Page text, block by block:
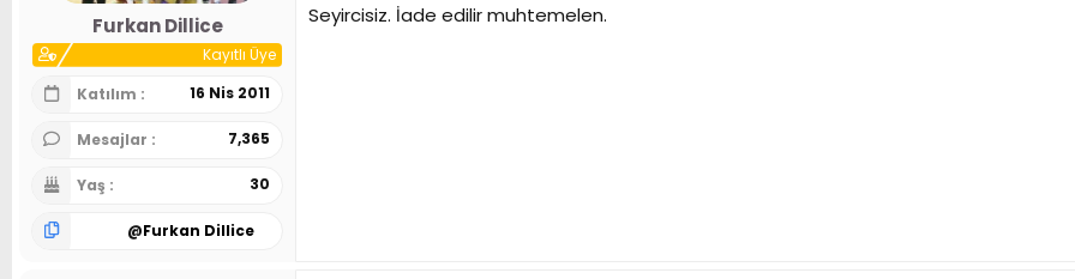
Furkan Dillice
Kayıtlı Üye
Katılım
16 Nis 2011
Mesajlar 7,365
Yaş 30
@Furkan Dillice
Seyircisiz. İade edilir muhtemelen.